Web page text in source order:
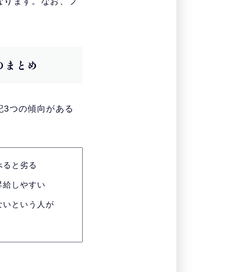
とめ
つの傾向がある
と劣る
しやすい
いという人が